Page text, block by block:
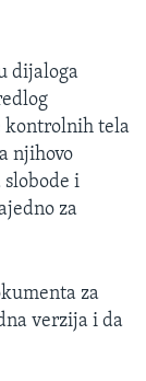
dijaloga
kontrolnih tela
njihovo
slobode i
za
za
verzija i da